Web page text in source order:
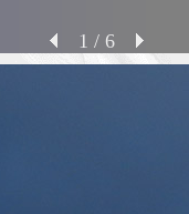
1 / 6